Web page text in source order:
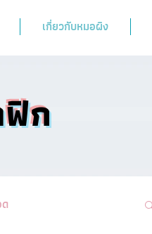
เกี่ยวกับหมอผิง
ก